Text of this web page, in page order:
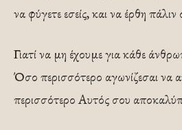
να φύγετε εσείς, και να έρθη
Γιατί να μη έχουμε για κάθε
Όσο περισσότερο αγωνίζεσαι να
περισσότερο Αυτός σου